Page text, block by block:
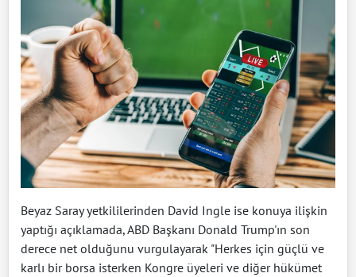
Beyaz Saray yetkililerinden David Ingle ise konuya ilişkin
yaptığı açıklamada, ABD Başkanı Donald Trump'ın son
derece net olduğunu vurgulayarak "Herkes için güçlü ve
karlı bir borsa isterken Kongre üyeleri ve diğer hükümet